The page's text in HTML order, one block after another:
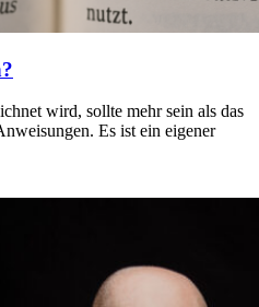
wird, sollte mehr sein als das
Es ist ein eigener